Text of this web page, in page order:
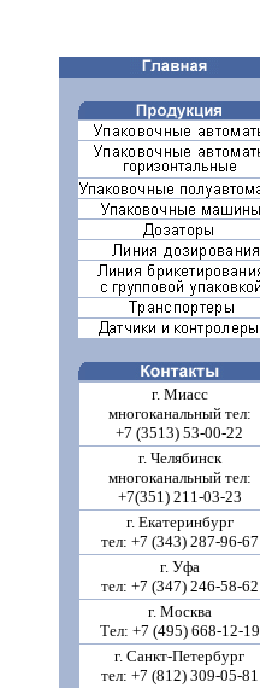
г. Миасс
многоканальный тел:
+7 (3513) 53-00-22
г. Челябинск
многоканальный тел:
+7(351) 211-03-23
г. Екатеринбург
тел: +7 (343) 287-96-67
г. Уфа
тел: +7 (347) 246-58-62
г. Москва
Тел: +7 (495) 668-12-19
г. Санкт-Петербург
тел: +7 (812) 309-05-81